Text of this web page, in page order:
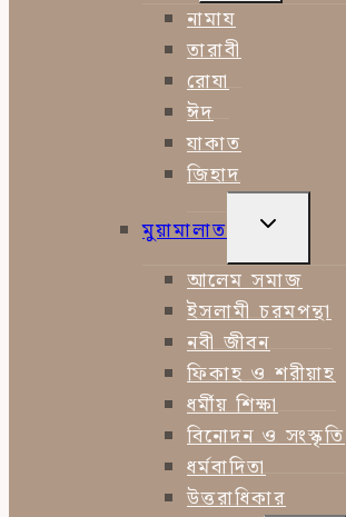
MENU
নামায
তারাবী
রোযা
ঈদ
যাকাত
জিহাদ
মুয়ামালাত
TOGGLE
MENU
আলেম সমাজ
ইসলামী চরমপন্থা
নবী জীবন
ফিকাহ ও শরীয়াহ
ধর্মীয় শিক্ষা
বিনোদন ও সংস্কৃতি
ধর্মবাদিতা
উত্তরাধিকার